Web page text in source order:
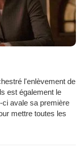
l'enlèvement de
est également le
ci avale sa première
mettre toutes les